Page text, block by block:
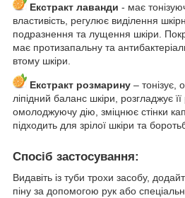
Екстракт лаванди - має
властивість, регулює виділення
подразнення та лущення шкіри.
має протизапальну та
втому шкіри.
Екстракт розмарину – тонізує,
ліпідний баланс шкіри, розгладжує
омолоджуючу дію, зміцнює стінки
підходить для зрілої шкіри та
Спосіб застосування:
Видавіть із туби трохи засобу,
піну за допомогою рук або